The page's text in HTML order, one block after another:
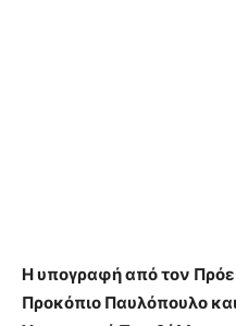
Η υπογραφή από τον
Προκόπιο Παυλόπουλο